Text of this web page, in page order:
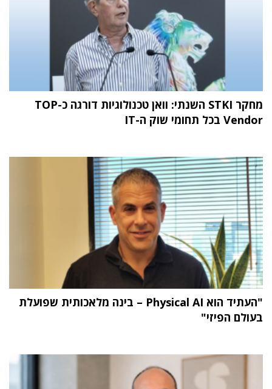
מחקר STKI השנתי: וואן טכנולוגיות דורגה כ-TOP
Vendor בכל תחומי שוק ה-IT
"העתיד הוא Physical AI – בינה מלאכותית שפועלת
בעולם הפיזי"